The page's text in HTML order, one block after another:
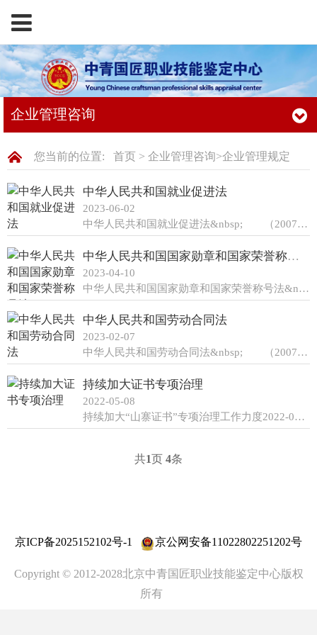
企业管理咨询
您当前的位置: 首页> 企业管理咨询>企业管理规定
中华人民共和国就业促进法
2023-06-02
中华人民共和国就业促进法&nbsp; （2007年8月30日第十届全国人民代表大会常务委员会第二十九次会议通过&nbsp;2015年4月24日第十二届全国人民代表大会常务委员会第十四次会议修订） 目&nbsp;&nbsp;录 第一章&nbsp;
中华人民共和国国家勋章和国家荣誉称号法
2023-04-10
中华人民共和国国家勋章和国家荣誉称号法&nbsp;&nbsp;&nbsp;&nbsp;&nbsp;&nbsp;&nbsp;&nbsp;&nbsp;&nbsp;&nbsp;&nbsp;&nbsp;&nbsp;&nbsp;&nbsp;&nbsp;&nbs
中华人民共和国劳动合同法
2023-02-07
中华人民共和国劳动合同法&nbsp; （2007年6月29日第十届全国人民代表大会常务委员会第二十八次会议通过 根据2012年12月28日《全国人民代表大会常务委员会关于修改〈中华人民共和国劳动合同法〉的决定》修订）&nbsp; 目 录 第一章
持续加大证书专项治理
2022-05-08
持续加大“山寨证书”专项治理工作力度2022-05-07 11:11中国劳动保障报社评论员文章放管结合&nbsp;标本兼治持续加大“山寨证书”专项治理工作力度3月16日，人力资源社会保障部印发《关于开展技术技能类“山寨证书”专项治理工作的通知》，对面
共1页 4条
京ICP备2025152102号-1 京公网安备11022802251202号
Copyright © 2012-2028北京中青国匠职业技能鉴定中心版权
所有